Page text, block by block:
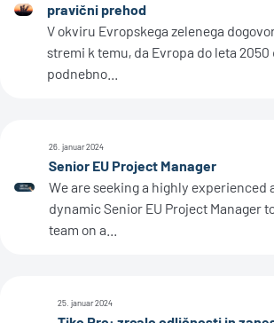
pravični prehod
V okviru Evropskega zelenega
stremi k temu, da Evropa do leta 2050
podnebno...
26. januar 2024
Senior EU Project Manager
We are seeking a highly experienced
dynamic Senior EU Project Manager
team on a...
25. januar 2024